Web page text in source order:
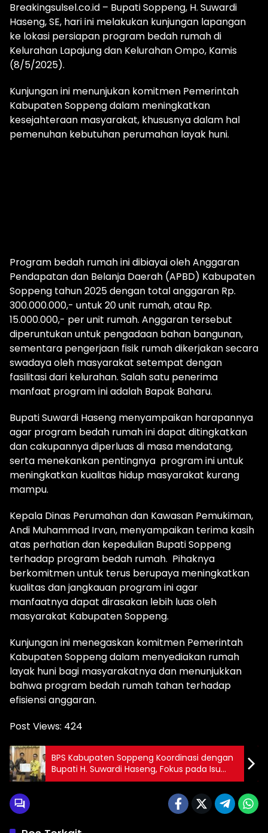
Breakingsulsel.co.id – Bupati Soppeng, H. Suwardi
Haseng, SE, hari ini melakukan kunjungan lapangan
ke lokasi persiapan program bedah rumah di
Kelurahan Lapajung dan Kelurahan Ompo, Kamis
(8/5/2025).
Kunjungan ini menunjukan komitmen Pemerintah
Kabupaten Soppeng dalam meningkatkan
kesejahteraan masyarakat, khususnya dalam hal
pemenuhan kebutuhan perumahan layak huni.
Program bedah rumah ini dibiayai oleh Anggaran
Pendapatan dan Belanja Daerah (APBD) Kabupaten
Soppeng tahun 2025 dengan total anggaran Rp.
300.000.000,- untuk 20 unit rumah, atau Rp.
15.000.000,- per unit rumah. Anggaran tersebut
diperuntukan untuk pengadaan bahan bangunan,
sementara pengerjaan fisik rumah dikerjakan secara
swadaya oleh masyarakat setempat dengan
fasilitasi dari kelurahan. Salah satu penerima
manfaat program ini adalah Bapak Baharu.
Bupati Suwardi Haseng menyampaikan harapannya
agar program bedah rumah ini dapat ditingkatkan
dan cakupannya diperluas di masa mendatang,
serta menekankan pentingnya program ini untuk
meningkatkan kualitas hidup masyarakat kurang
mampu.
Kepala Dinas Perumahan dan Kawasan Pemukiman,
Andi Muhammad Irvan, menyampaikan terima kasih
atas perhatian dan kepedulian Bupati Soppeng
terhadap program bedah rumah. Pihaknya
berkomitmen untuk terus berupaya meningkatkan
kualitas dan jangkauan program ini agar
manfaatnya dapat dirasakan lebih luas oleh
masyarakat Kabupaten Soppeng.
Kunjungan ini menegaskan komitmen Pemerintah
Kabupaten Soppeng dalam menyediakan rumah
layak huni bagi masyarakatnya dan menunjukkan
bahwa program bedah rumah tahan terhadap
efisiensi anggaran.
Post Views: 424
BPS Kabupaten Soppeng Koordinasi dengan
Bupati H. Suwardi Haseng, Fokus pada Isu
Penting Pembangunan Daerah